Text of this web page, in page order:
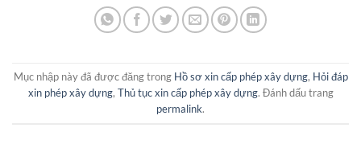
Mục nhập này đã được đăng trong Hồ sơ xin cấp phép xây dựng, Hỏi đáp
xin phép xây dựng, Thủ tục xin cấp phép xây dựng. Đánh dấu trang
permalink.